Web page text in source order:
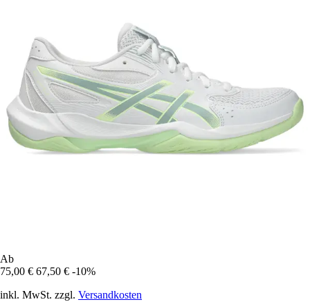
Ab
75,00 € 67,50 € -10%
inkl. MwSt. zzgl. Versandkosten